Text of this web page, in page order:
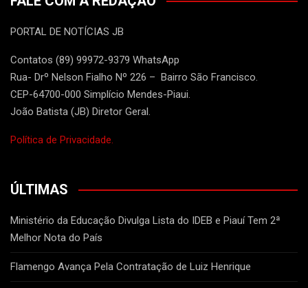
PORTAL DE NOTÍCIAS JB
Contatos (89) 99972-9379 WhatsApp
Rua- Drº Nelson Fialho Nº 226 – Bairro São Francisco.
CEP-64700-000 Simplício Mendes-Piaui.
João Batista (JB) Diretor Geral.
Política de Privacidade.
ÚLTIMAS
Ministério da Educação Divulga Lista do IDEB e Piauí Tem 2ª
Melhor Nota do País
Flamengo Avança Pela Contratação de Luiz Henrique